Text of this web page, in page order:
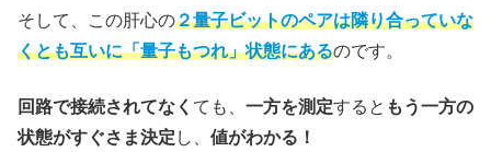
そして、この肝心の２量子ビットのペアは隣り合っていな
くとも互いに「量子もつれ」状態にあるのです。
回路で接続されてなく ても、 一方を測定すると もう一方の
状態がすぐさま決定 し、 値がわかる！